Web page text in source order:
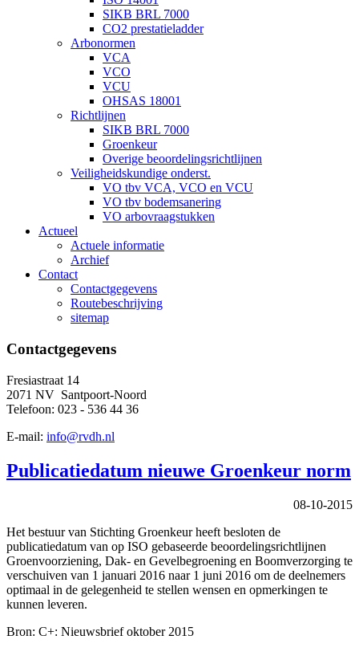
SIKB BRL 7000
CO2 prestatieladder
Arbonormen
VCA
VCO
VCU
OHSAS 18001
Richtlijnen
SIKB BRL 7000
Groenkeur
Overige beoordelingsrichtlijnen
Veiligheidskundige onderst.
VO tbv VCA, VCO en VCU
VO tbv bodemsanering
VO arbovraagstukken
Actueel
Actuele informatie
Archief
Contact
Contactgegevens
Routebeschrijving
sitemap
Contactgegevens
Fresiastraat 14
2071 NV Santpoort-Noord
Telefoon: 023 - 536 44 36
E-mail: info@rvdh.nl
Publicatiedatum nieuwe Groenkeur norm
08-10-2015
Het bestuur van Stichting Groenkeur heeft besloten de
publicatiedatum van op ISO gebaseerde beoordelingsrichtlijnen
Groenvoorziening, Dak- en Gevelbegroening en Boomverzorging te
verschuiven van 1 januari 2016 naar 1 juni 2016 om de deelnemers
optimaal in de gelegenheid te stellen wensen en opmerkingen te
kunnen leveren.
Bron: C+: Nieuwsbrief oktober 2015